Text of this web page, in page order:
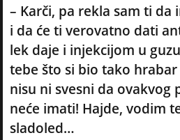
– Karči, pa rekla sam ti
i da će ti verovatno dati
lek daje i injekcijom u
tebe što si bio tako
nisu ni svesni da ovakvog
neće imati! Hajde, vodim
sladoled…